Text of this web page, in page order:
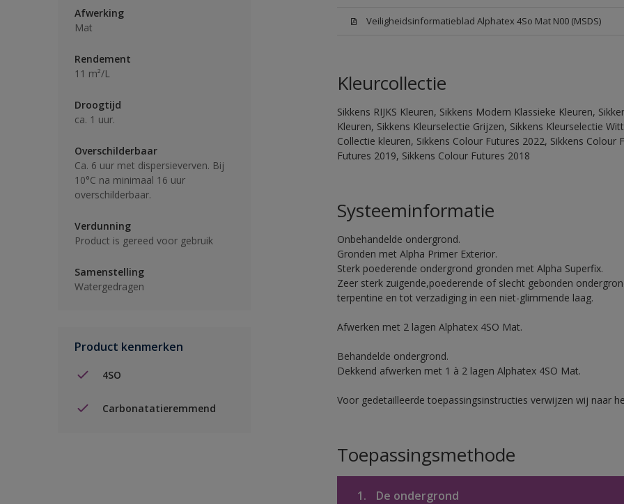
Afwerking
Mat
Rendement
11 m²/L
Droogtijd
ca. 1 uur.
Overschilderbaar
Ca. 6 uur met dispersieverven. Bij
10°C na minimaal 16 uur
overschilderbaar.
Verdunning
Product is gereed voor gebruik
Samenstelling
Watergedragen
Product kenmerken
4SO
Carbonatatieremmend
Veiligheidsinformatieblad Alphatex 4So Mat N00 (MSDS)
Kleurcollectie
Sikkens RIJKS Kleuren, Sikkens Modern Klassieke Kleuren,
Kleuren, Sikkens Kleurselectie Grijzen, Sikkens Kleurselectie
Collectie kleuren, Sikkens Colour Futures 2022, Sikkens
Futures 2019, Sikkens Colour Futures 2018
Systeeminformatie
Onbehandelde ondergrond.
Gronden met Alpha Primer Exterior.
Sterk poederende ondergrond gronden met Alpha Superfix.
Zeer sterk zuigende,poederende of slecht gebonden
terpentine en tot verzadiging in een niet-glimmende laag.
Afwerken met 2 lagen Alphatex 4SO Mat.
Behandelde ondergrond.
Dekkend afwerken met 1 à 2 lagen Alphatex 4SO Mat.
Voor gedetailleerde toepassingsinstructies verwijzen wij naar
Toepassingsmethode
1. De ondergrond